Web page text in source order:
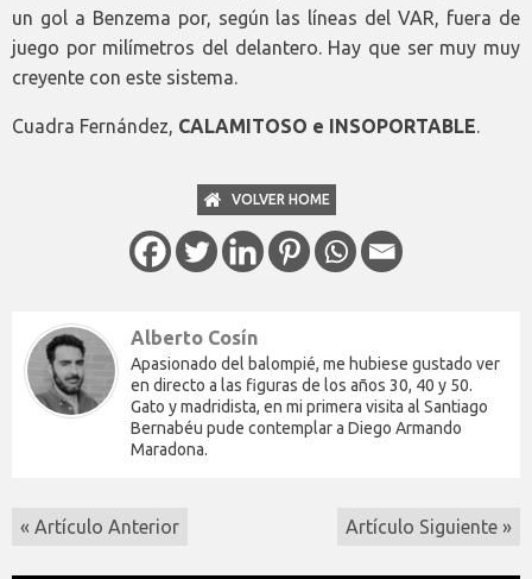
un gol a Benzema por, según las líneas del VAR, fuera de
juego por milímetros del delantero. Hay que ser muy muy
creyente con este sistema.
Cuadra Fernández, CALAMITOSO e INSOPORTABLE.
VOLVER HOME
Alberto Cosín
Apasionado del balompié, me hubiese gustado ver
en directo a las figuras de los años 30, 40 y 50.
Gato y madridista, en mi primera visita al Santiago
Bernabéu pude contemplar a Diego Armando
Maradona.
« Artículo Anterior Artículo Siguiente »